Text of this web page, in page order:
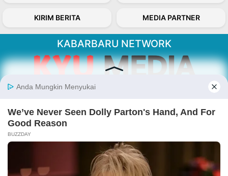
KIRIM BERITA MEDIA PARTNER
KABARBARU NETWORK
Kabarbaru.co menyajikan berita aktual dan
Follow Kabarbaru